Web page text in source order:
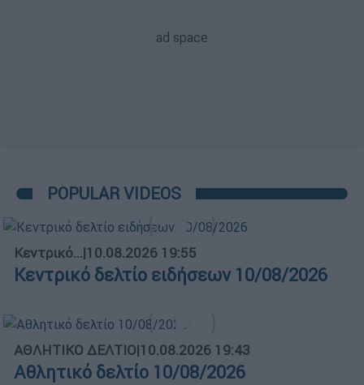
POPULAR VIDEOS
Κεντρικό...|10.08.2026 19:55
Κεντρικό δελτίο ειδήσεων 10/08/2026
ΑΘΛΗΤΙΚΟ ΔΕΛΤΙΟ|10.08.2026 19:43
Αθλητικό δελτίο 10/08/2026